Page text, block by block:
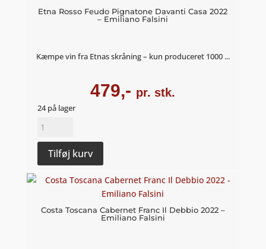
Emiliano
Etna Rosso Feudo Pignatone Davanti Casa 2022
– Emiliano Falsini
Kæmpe vin fra Etnas skråning – kun produceret 1000 ...
479,- pr. stk.
24 på lager
Etna
Feudo
Pignatone
Davanti
2022
Tilføj kurv
Costa Toscana Cabernet Franc Il Debbio 2022 –
Emiliano Falsini